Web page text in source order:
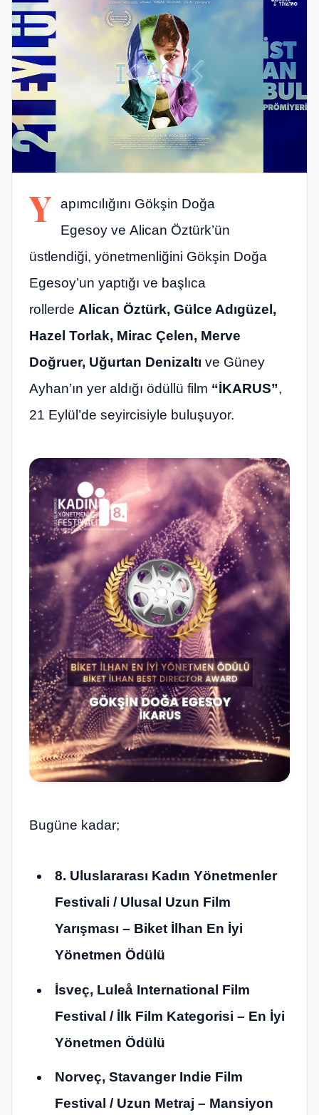
Y
apımcılığını Gökşin Doğa
Egesoy ve Alican Öztürk’ün
üstlendiği, yönetmenliğini Gökşin Doğa
Egesoy’un yaptığı ve başlıca
rollerde Alican Öztürk, Gülce Adıgüzel,
Hazel Torlak, Mirac Çelen, Merve
Doğruer, Uğurtan Denizaltı ve Güney
Ayhan’ın yer aldığı ödüllü film “İKARUS”,
21 Eylül’de seyircisiyle buluşuyor.
Bugüne kadar;
8. Uluslararası Kadın Yönetmenler
Festivali / Ulusal Uzun Film
Yarışması – Biket İlhan En İyi
Yönetmen Ödülü
İsveç, Luleå International Film
Festival / İlk Film Kategorisi – En İyi
Yönetmen Ödülü
Norveç, Stavanger Indie Film
Festival / Uzun Metraj – Mansiyon